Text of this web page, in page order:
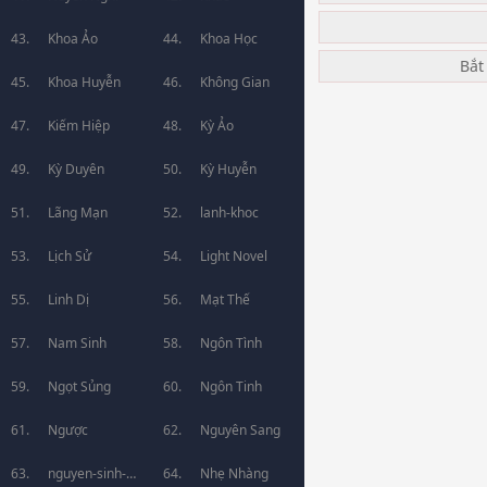
Khoa Ảo Khoa Học
Khoa Huyễn Không Gian
Kiếm Hiệp Kỳ Ảo
Kỳ Duyên Kỳ Huyễn
Lãng Mạn lanh-khoc
Lịch Sử Light Novel
Linh Dị Mạt Thế
Nam Sinh Ngôn Tình
Ngọt Sủng Ngôn Tinh
Ngược Nguyên Sang
nguyen-sinh- Nhẹ Nhàng